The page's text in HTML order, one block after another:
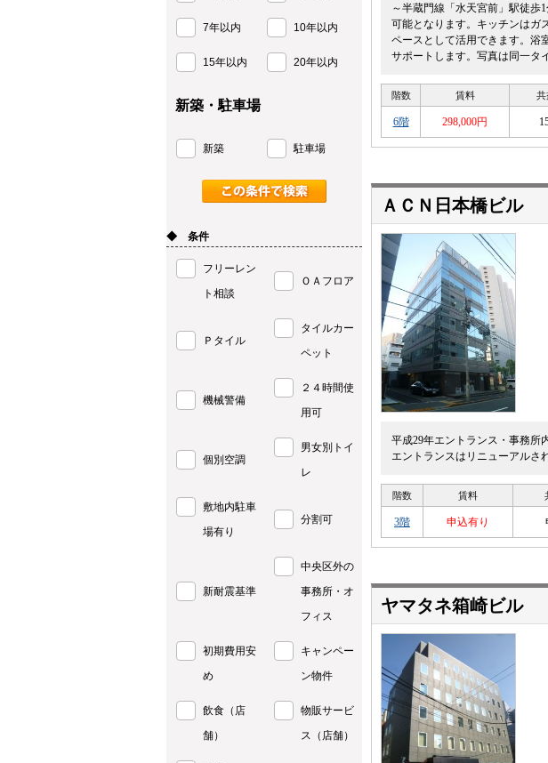
～半蔵門線「水天宮前」駅徒
可能となります。キッチンはガ
ペースとして活用できます。浴
サポートします。写真は同一タ
階数 賃料 共
6階 298,000円
ＡＣＮ日本橋ビル
平成29年エントランス・事務所
エントランスはリニューアルさ
階数 賃料
3階 申込有り
ヤマタネ箱崎ビル
7年以内 10年以内
15年以内 20年以内
新築・駐車場
新築 駐車場
◆ 条件
フリーレン
ト相談
ＯＡフロア
Ｐタイル
タイルカー
ペット
機械警備
２４時間使
用可
個別空調
男女別トイ
レ
敷地内駐車
場有り
分割可
新耐震基準
中央区外の
事務所・オ
フィス
初期費用安
め
キャンペー
ン物件
飲食（店
舗）
物販サービ
ス（店舗）